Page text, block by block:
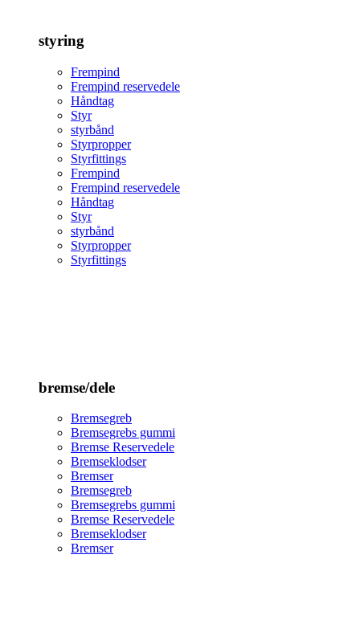
styring
Frempind
Frempind reservedele
Håndtag
Styr
styrbånd
Styrpropper
Styrfittings
Frempind
Frempind reservedele
Håndtag
Styr
styrbånd
Styrpropper
Styrfittings
bremse/dele
Bremsegreb
Bremsegrebs gummi
Bremse Reservedele
Bremseklodser
Bremser
Bremsegreb
Bremsegrebs gummi
Bremse Reservedele
Bremseklodser
Bremser